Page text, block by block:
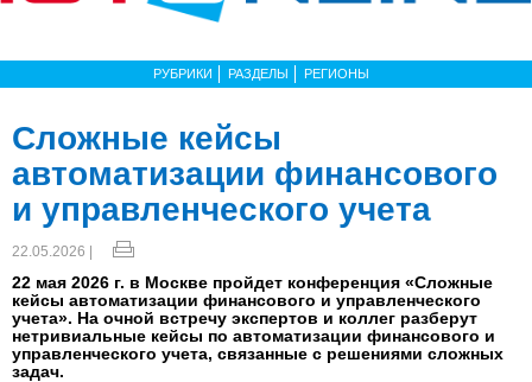
РУБРИКИ РАЗДЕЛЫ РЕГИОНЫ
Сложные кейсы
автоматизации финансового
и управленческого учета
22.05.2026 |
22 мая 2026 г. в Москве пройдет конференция «Сложные
кейсы автоматизации финансового и управленческого
учета». На очной встречу экспертов и коллег разберут
нетривиальные кейсы по автоматизации финансового и
управленческого учета, связанные с решениями сложных
задач.